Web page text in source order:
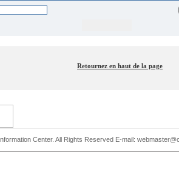
Retournez en haut de la page